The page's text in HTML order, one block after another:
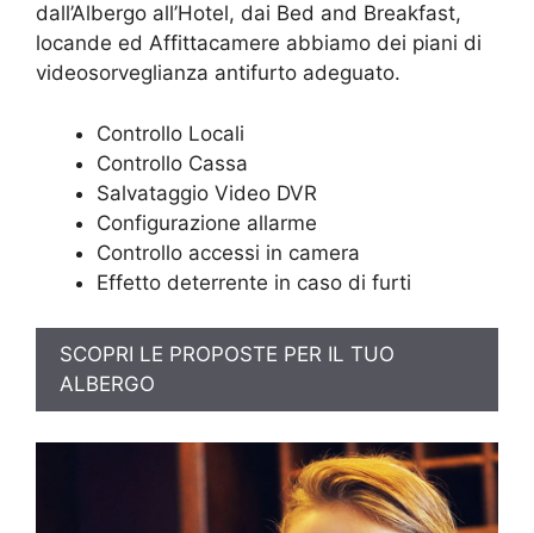
dall’Albergo all’Hotel, dai Bed and Breakfast,
locande ed Affittacamere abbiamo dei piani di
videosorveglianza antifurto adeguato.
Controllo Locali
Controllo Cassa
Salvataggio Video DVR
Configurazione allarme
Controllo accessi in camera
Effetto deterrente in caso di furti
SCOPRI LE PROPOSTE PER IL TUO
ALBERGO